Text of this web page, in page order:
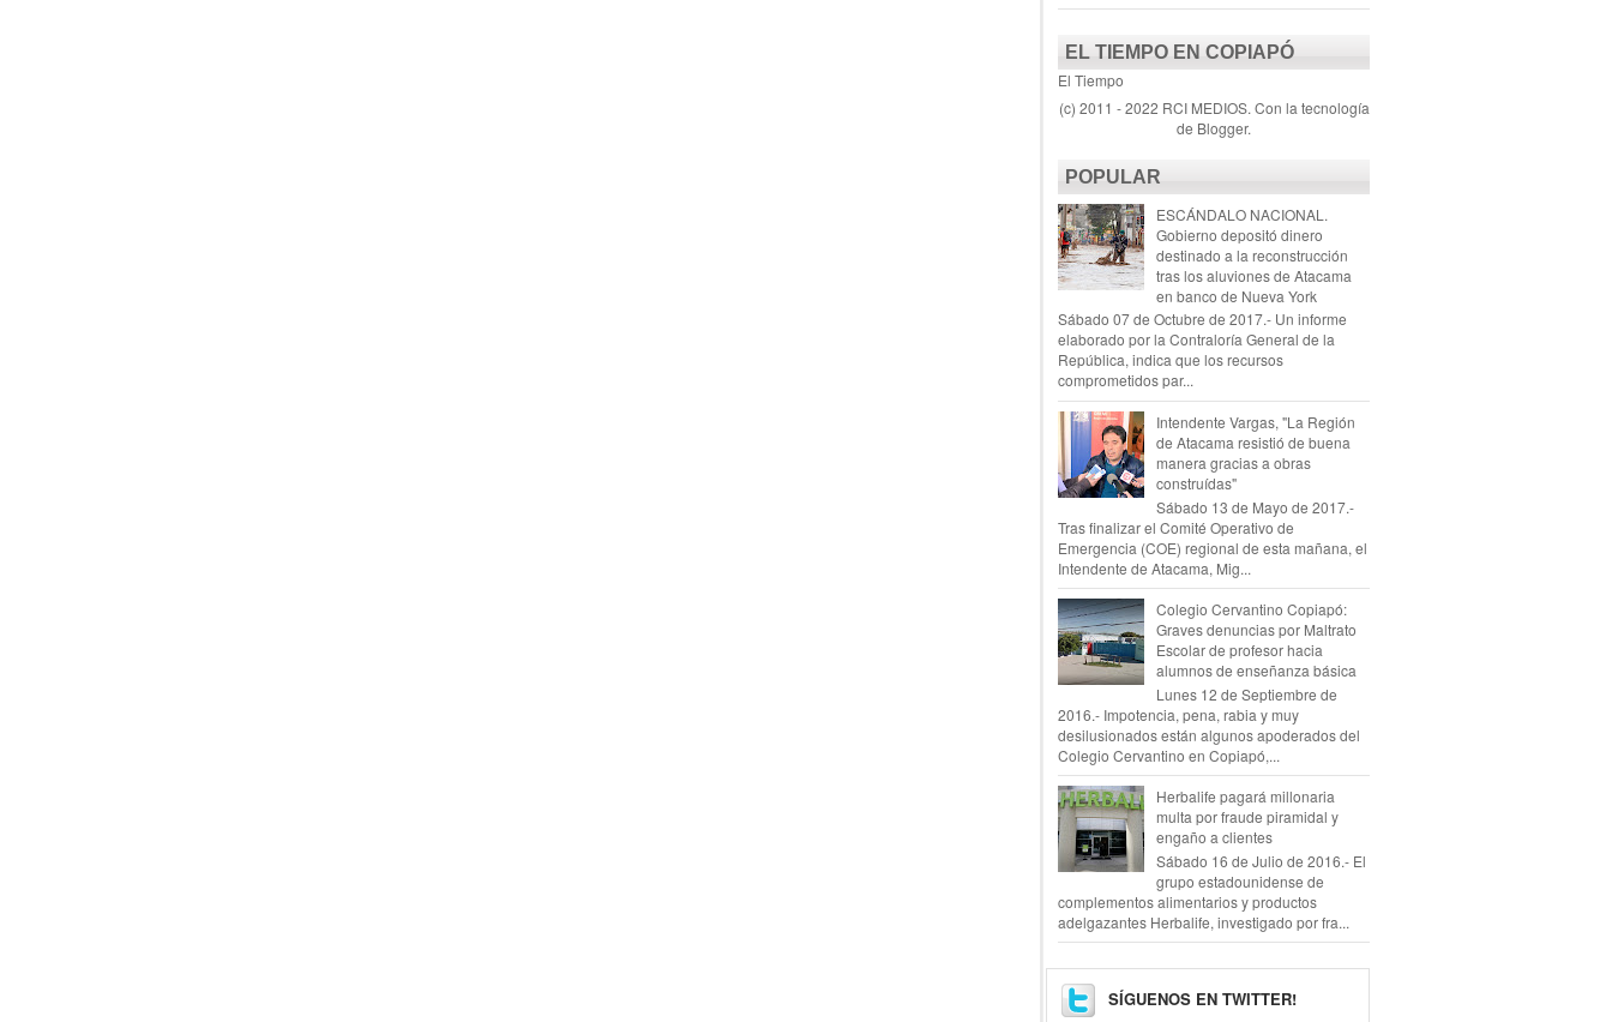
EL TIEMPO EN COPIAPÓ
El Tiempo
(c) 2011 - 2022 RCI MEDIOS. Con la tecnología
de Blogger.
POPULAR
ESCÁNDALO NACIONAL.
Gobierno depositó dinero
destinado a la reconstrucción
tras los aluviones de Atacama
en banco de Nueva York
Sábado 07 de Octubre de 2017.- Un informe
elaborado por la Contraloría General de la
República, indica que los recursos
comprometidos par...
Intendente Vargas, "La Región
de Atacama resistió de buena
manera gracias a obras
construídas"
Sábado 13 de Mayo de 2017.-
Tras finalizar el Comité Operativo de
Emergencia (COE) regional de esta mañana, el
Intendente de Atacama, Mig...
Colegio Cervantino Copiapó:
Graves denuncias por Maltrato
Escolar de profesor hacia
alumnos de enseñanza básica
Lunes 12 de Septiembre de
2016.- Impotencia, pena, rabia y muy
desilusionados están algunos apoderados del
Colegio Cervantino en Copiapó,...
Herbalife pagará millonaria
multa por fraude piramidal y
engaño a clientes
Sábado 16 de Julio de 2016.- El
grupo estadounidense de
complementos alimentarios y productos
adelgazantes Herbalife, investigado por fra...
SÍGUENOS EN TWITTER!